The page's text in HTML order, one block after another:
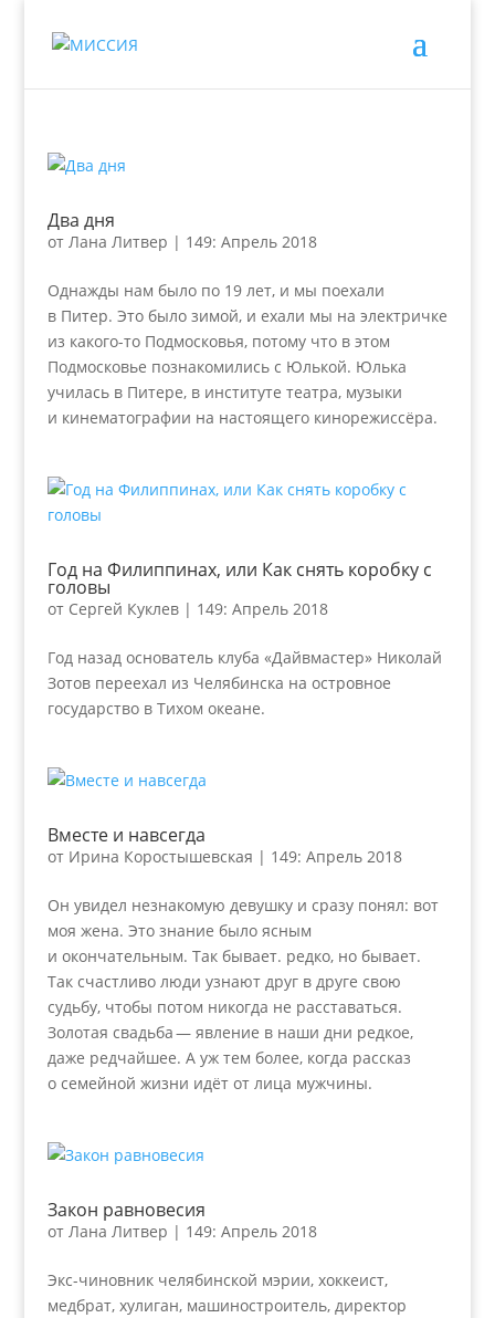
Два дня
от Лана Литвер | 149: Апрель 2018
Однажды нам было по 19 лет, и мы поехали
в Питер. Это было зимой, и ехали мы на электричке
из какого-то Подмосковья, потому что в этом
Подмосковье познакомились с Юлькой. Юлька
училась в Питере, в институте театра, музыки
и кинематографии на настоящего кинорежиссёра.
Год на Филиппинах, или Как снять коробку с
головы
от Сергей Куклев| 149: Апрель 2018
Год назад основатель клуба «Дайвмастер» Николай
Зотов переехал из Челябинска на островное
государство в Тихом океане.
Вместе и навсегда
от Ирина Коростышевская | 149: Апрель 2018
Он увидел незнакомую девушку и сразу понял: вот
моя жена. Это знание было ясным
и окончательным. Так бывает. редко, но бывает.
Так счастливо люди узнают друг в друге свою
судьбу, чтобы потом никогда не расставаться.
Золотая свадьба — явление в наши дни редкое,
даже редчайшее. А уж тем более, когда рассказ
о семейной жизни идёт от лица мужчины.
Закон равновесия
от Лана Литвер | 149: Апрель 2018
Экс-чиновник челябинской мэрии, хоккеист,
медбрат, хулиган, машиностроитель, директор